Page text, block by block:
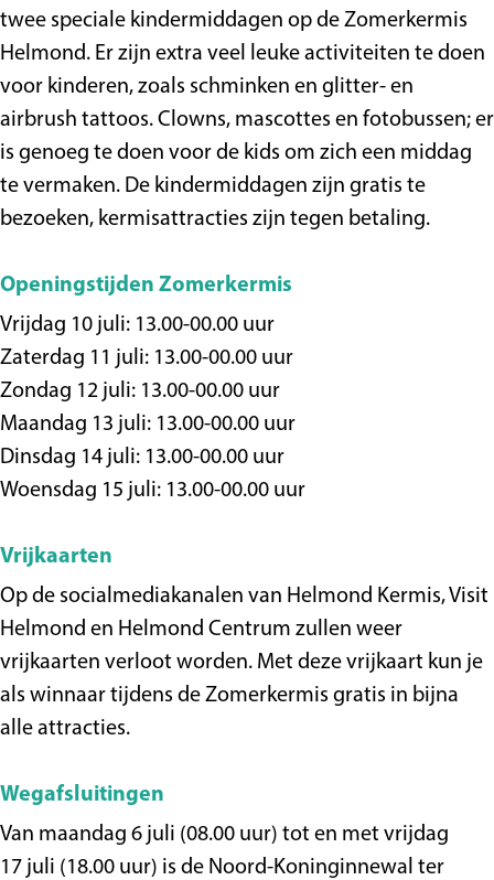
twee speciale kindermiddagen op de Zomerkermis
Helmond. Er zijn extra veel leuke activiteiten te doen
voor kinderen, zoals schminken en glitter- en
airbrush tattoos. Clowns, mascottes en fotobussen; er
is genoeg te doen voor de kids om zich een middag
te vermaken. De kindermiddagen zijn gratis te
bezoeken, kermisattracties zijn tegen betaling.
Openingstijden Zomerkermis
Vrijdag 10 juli: 13.00-00.00 uur
Zaterdag 11 juli: 13.00-00.00 uur
Zondag 12 juli: 13.00-00.00 uur
Maandag 13 juli: 13.00-00.00 uur
Dinsdag 14 juli: 13.00-00.00 uur
Woensdag 15 juli: 13.00-00.00 uur
Vrijkaarten
Op de socialmediakanalen van Helmond Kermis, Visit
Helmond en Helmond Centrum zullen weer
vrijkaarten verloot worden. Met deze vrijkaart kun je
als winnaar tijdens de Zomerkermis gratis in bijna
alle attracties.
Wegafsluitingen
Van maandag 6 juli (08.00 uur) tot en met vrijdag
17 juli (18.00 uur) is de Noord-Koninginnewal ter